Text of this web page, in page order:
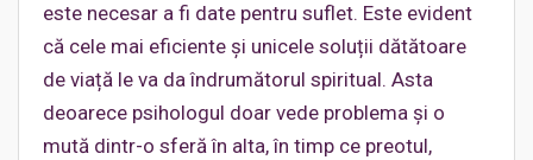
este necesar a fi date pentru suflet. Este evident
că cele mai eficiente și unicele soluții dătătoare
de viață le va da îndrumătorul spiritual. Asta
deoarece psihologul doar vede problema și o
mută dintr-o sferă în alta, în timp ce preotul,